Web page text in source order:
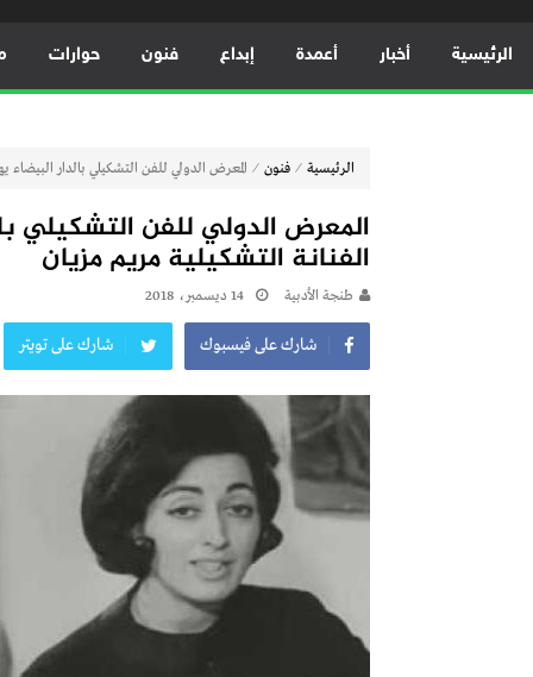
الرئيسية أخبار أعمدة إبداع فنون حوارات
الرئيسية ⁄ فنون ⁄ المعرض الدولي للفن التشكيلي بالدار
المعرض الدولي للفن التشكيلي
الفنانة التشكيلية مريم مزيان
طنجة الأدبية 14 ديسمبر، 2018
شارك على فيسبوك شارك على تويتر